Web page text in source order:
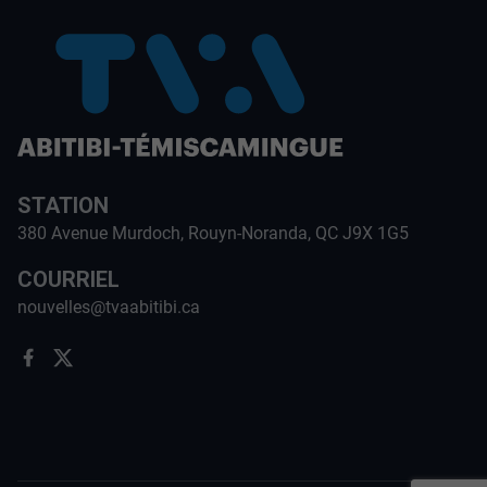
STATION
380 Avenue Murdoch, Rouyn-Noranda, QC J9X 1G5
COURRIEL
nouvelles@tvaabitibi.ca